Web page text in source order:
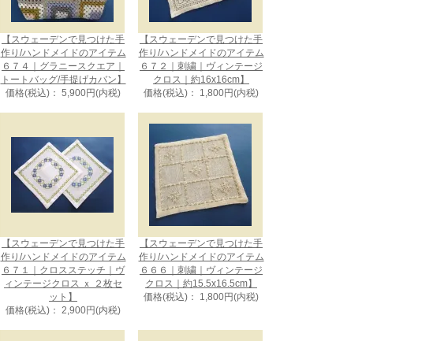
【スウェーデンで見つけた手
作り/ハンドメイドのアイテム
６７４｜グラニースクエア｜
トートバッグ/手提げカバン】
価格(税込)： 5,900円(内税)
【スウェーデンで見つけた手
作り/ハンドメイドのアイテム
６７２｜刺繍｜ヴィンテージ
クロス｜約16x16cm】
価格(税込)： 1,800円(内税)
【スウェーデンで見つけた手
作り/ハンドメイドのアイテム
６７１｜クロスステッチ｜ヴ
ィンテージクロス ｘ ２枚セ
ット】
価格(税込)： 2,900円(内税)
【スウェーデンで見つけた手
作り/ハンドメイドのアイテム
６６６｜刺繍｜ヴィンテージ
クロス｜約15.5x16.5cm】
価格(税込)： 1,800円(内税)